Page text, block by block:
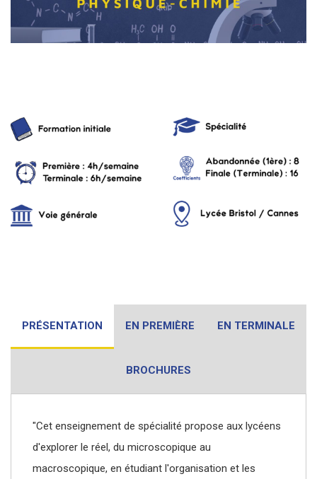
PRÉSENTATION EN PREMIÈRE EN TERMINALE
BROCHURES
"Cet enseignement de spécialité propose aux lycéens
d'explorer le réel, du microscopique au
macroscopique, en étudiant l'organisation et les